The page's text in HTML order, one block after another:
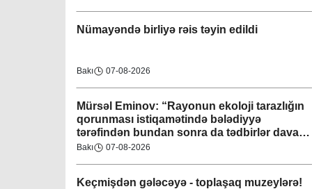
Nümayəndə birliyə rəis təyin edildi
Bakı 07-08-2026
Mürsəl Eminov: “Rayonun ekoloji tarazlığın
qorunması istiqamətində bələdiyyə
tərəfindən bundan sonra da tədbirlər davam
etdiriləcəkdir”
Bakı 07-08-2026
Keçmişdən gələcəyə - toplaşaq muzeylərə!